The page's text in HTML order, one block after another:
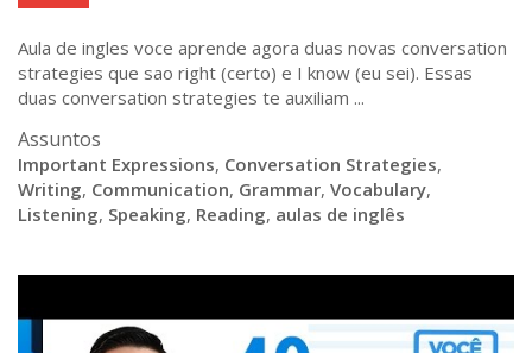
Aula de ingles voce aprende agora duas novas conversation
strategies que sao right (certo) e I know (eu sei). Essas
duas conversation strategies te auxiliam ...
Assuntos
Important Expressions, Conversation Strategies,
Writing, Communication, Grammar, Vocabulary,
Listening, Speaking, Reading, aulas de inglês